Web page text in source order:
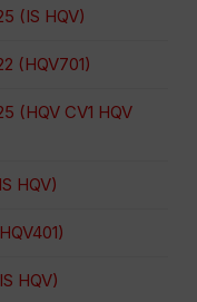
(IS HQV)
(HQV701)
(HQV CV1 HQV
HQV)
HQV)